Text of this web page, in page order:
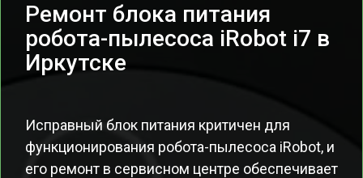
Ремонт блока питания
робота-пылесоса iRobot i7 в
Иркутске
Исправный блок питания критичен для
функционирования робота-пылесоса iRobot, и
его ремонт в сервисном центре обеспечивает